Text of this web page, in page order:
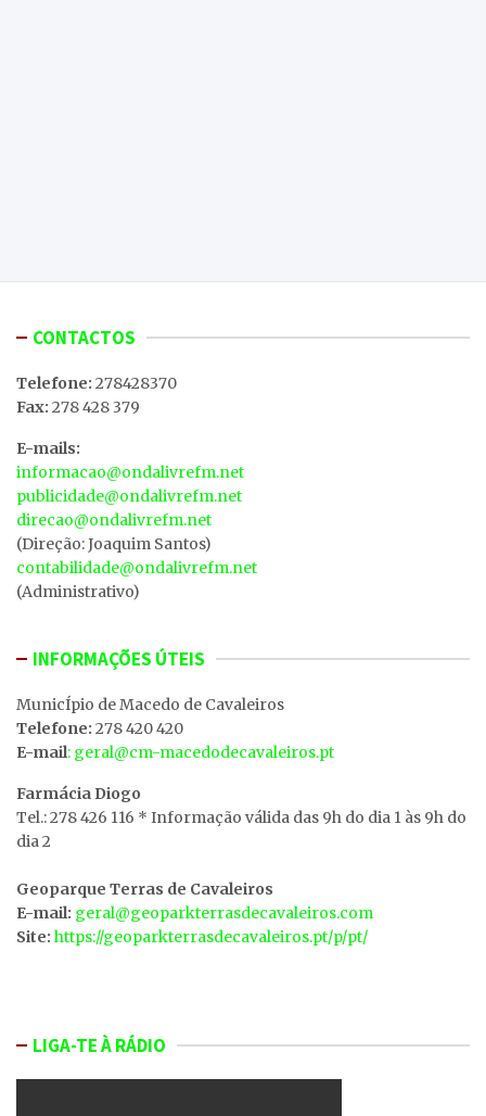
CONTACTOS
Telefone: 278428370
Fax: 278 428 379
E-mails:
informacao@ondalivrefm.net
publicidade@ondalivrefm.net
direcao@ondalivrefm.net
(Direção: Joaquim Santos)
contabilidade@ondalivrefm.net
(Administrativo)
INFORMAÇÕES ÚTEIS
MunicÍpio de Macedo de Cavaleiros
Telefone: 278 420 420
E-mail: geral@cm-macedodecavaleiros.pt
Farmácia Diogo
Tel.: 278 426 116 * Informação válida das 9h do dia 1 às 9h do
dia 2
Geoparque Terras de Cavaleiros
E-mail: geral@geoparkterrasdecavaleiros.com
Site: https://geoparkterrasdecavaleiros.pt/p/pt/
LIGA-TE À RÁDIO